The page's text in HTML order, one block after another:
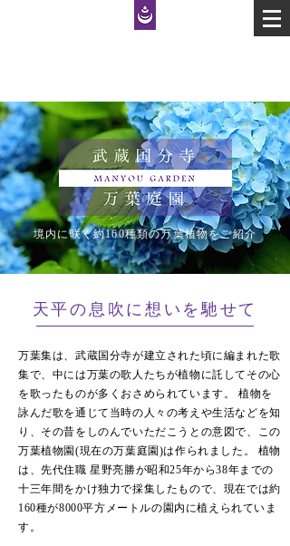
境内に咲く約160種類の万葉植物をご紹介
天平の息吹に想いを馳せて
万葉集は、武蔵国分寺が建立された頃に編まれた歌
集で、中には万葉の歌人たちが植物に託してその心
を歌ったものが多くおさめられています。 植物を
詠んだ歌を通じて当時の人々の考えや生活などを知
り、その昔をしのんでいただこうとの意図で、この
万葉植物園(現在の万葉庭園)は作られました。 植物
は、先代住職 星野亮勝が昭和25年から38年までの
十三年間をかけ独力で採集したもので、現在では約
160種が8000平方メートルの園内に植えられていま
す。